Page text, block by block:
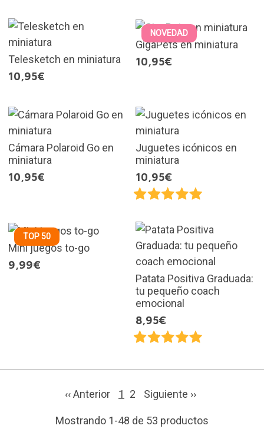
Telesketch en miniatura
10,95€
NOVEDAD
GigaPets en miniatura
10,95€
Cámara Polaroid Go en
miniatura
10,95€
Juguetes icónicos en
miniatura
10,95€
TOP 50
Mini juegos to-go
9,99€
Patata Positiva Graduada:
tu pequeño coach
emocional
8,95€
‹‹ Anterior 1 2 Siguiente ››
Mostrando 1-48 de 53 productos